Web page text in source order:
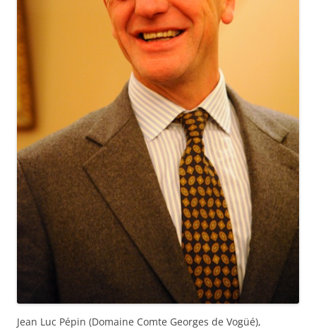
Jean Luc Pépin (Domaine Comte Georges de Vogüé),